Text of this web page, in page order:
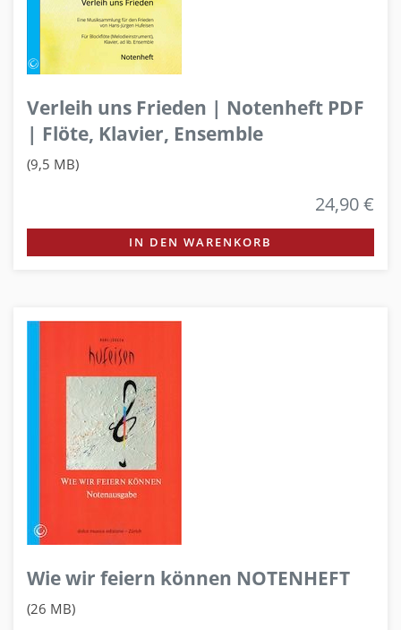
Verleih uns Frieden | Notenheft PDF
| Flöte, Klavier, Ensemble
(9,5 MB)
24,90 €
IN DEN WARENKORB
Wie wir feiern können NOTENHEFT
(26 MB)